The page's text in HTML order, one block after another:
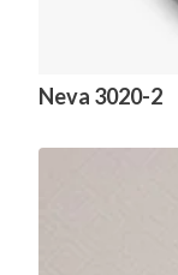
Neva 3020-2